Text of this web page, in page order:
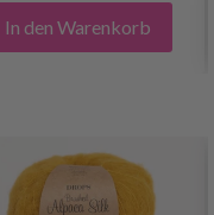
In den Warenkorb